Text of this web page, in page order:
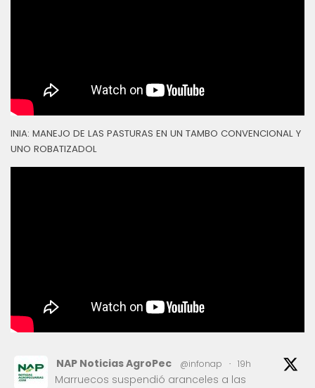
INIA: MANEJO DE LAS PASTURAS EN UN TAMBO CONVENCIONAL Y
UNO ROBATIZADOL
NAP Noticias AgroPec @infonap · 19h
Marruecos suspendió aranceles a las